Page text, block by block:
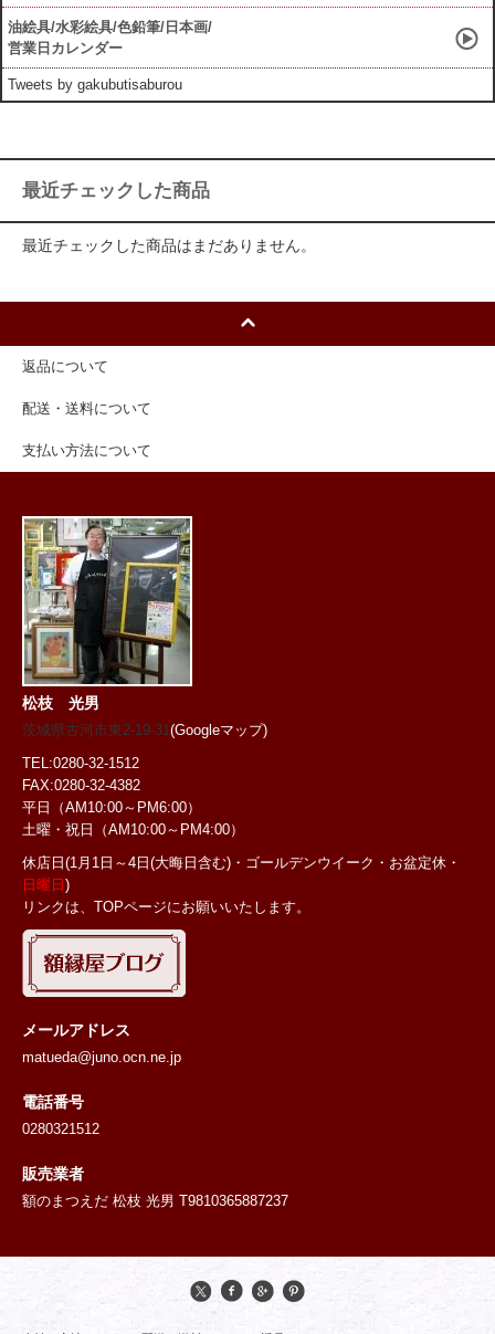
油絵具/水彩絵具/色鉛筆/日本画/
営業日カレンダー
Tweets by gakubutisaburou
最近チェックした商品
最近チェックした商品はまだありません。
返品について
配送・送料について
支払い方法について
松枝 光男
茨城県古河市東2-19-31(Googleマップ)
TEL:0280-32-1512
FAX:0280-32-4382
平日（AM10:00～PM6:00）
土曜・祝日
（AM10:00～PM4:00）
休店日(1月1日～4日(大晦日含む)・ゴールデンウイーク・お盆定休・
日曜日 )
リンクは、TOPページにお願いいたします。
メールアドレス
matueda@juno.ocn.ne.jp
電話番号
0280321512
販売業者
額のまつえだ 松枝 光男 T9810365887237